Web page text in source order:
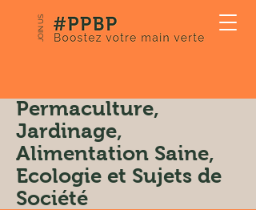
JOIN US
Permaculture,
Jardinage,
Alimentation Saine,
Ecologie et Sujets de
Société